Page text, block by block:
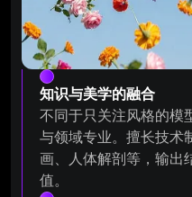
知识与美学的融合
不同于只关注风格的模
与领域专业。擅长技术
画、人体解剖等，输出
值。